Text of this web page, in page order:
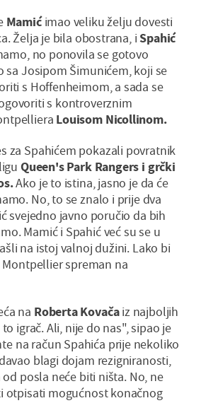
Mamićimao veliku želju dovesti
Želja je bila obostrana, i Spahić
no ponovila se gotovo
sa Josipom Šimunićem, koji se
s Hoffenheimom, a sada se
s kontroverznim
Louisom Nicollinom.
za Spahićem pokazali povratnik
Queen's Park Rangers i grčki
Ako je to istina, jasno je da će
No, to se znalo i prije dva
svejedno javno poručio da bih
Mamić i Spahić već su se u
na istoj valnoj dužini. Lako bi
spreman na
na Roberta Kovačaiz najboljih
igrač. Ali, nije do nas", sipao je
na račun Spahića prije nekoliko
blagi dojam rezigniranosti,
posla neće biti ništa. No, ne
otpisati mogućnost konačnog